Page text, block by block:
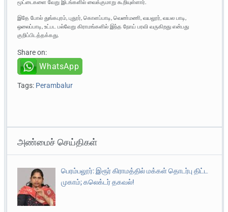
மூட்டைகளை வேறு இடங்களில் வைக்குமாறு கூறியுள்ளார்.
இதே போல் துங்கபுரம், புதூர், கொளப்பாடி, வெண்மணி, வயலூர், வயல பாடி,
ஒலைப்பாடி, உட்பட பல்வேறு கிராமங்களில் இந்த நோய் பரவி வருகிறது என்பது
குறிப்பிடத்தக்கது.
Share on:
WhatsApp
Tags: Perambalur
அண்மைச் செய்திகள்
பெரம்பலூர்: இரூர் கிராமத்தில் மக்கள் தொடர்பு திட்ட
முகாம்; கலெக்டர் தகவல்!